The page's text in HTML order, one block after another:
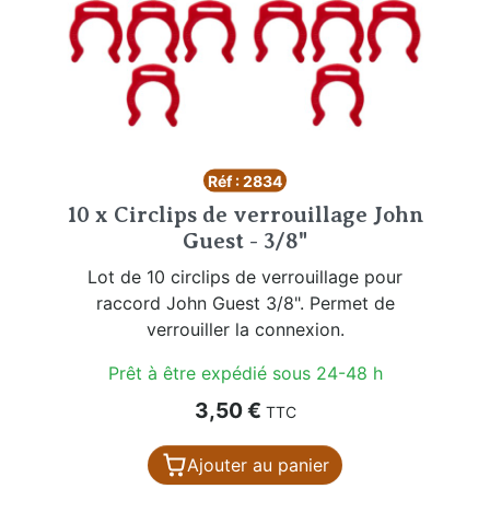
Réf : 2834
10 x Circlips de verrouillage John
Guest - 3/8"
Lot de 10 circlips de verrouillage pour
raccord John Guest 3/8". Permet de
verrouiller la connexion.
Prêt à être expédié sous 24-48 h
Prix
3,50 € TTC
Ajouter au panier